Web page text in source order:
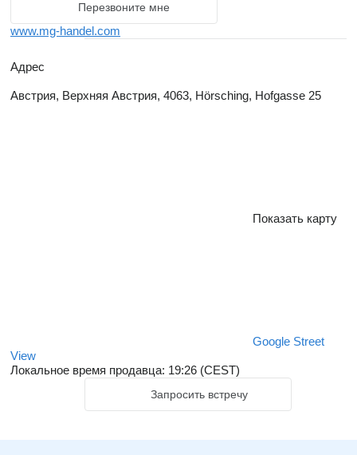
Перезвоните мне
www.mg-handel.com
Адрес
Австрия, Верхняя Австрия, 4063, Hörsching, Hofgasse 25
Показать карту
Google Street
View
Локальное время продавца: 19:26 (CEST)
Запросить встречу